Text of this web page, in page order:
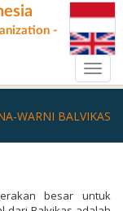
-
WARNI BALVIKAS
besar untuk